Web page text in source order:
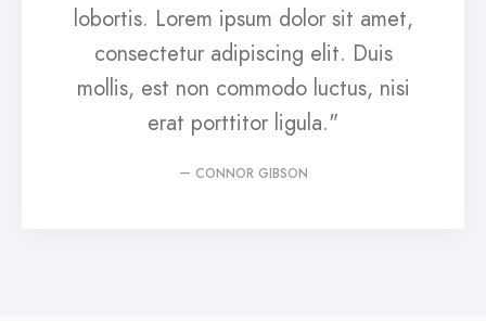
lobortis. Lorem ipsum dolor sit amet,
consectetur adipiscing elit. Duis
mollis, est non commodo luctus, nisi
erat porttitor ligula."
CONNOR GIBSON